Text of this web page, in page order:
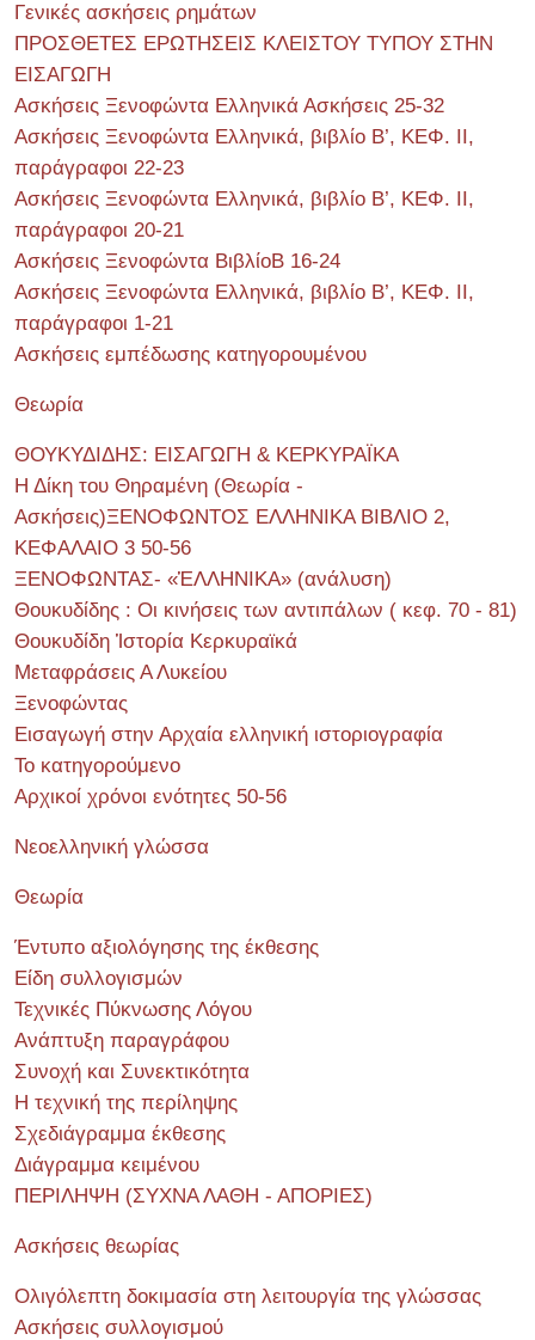
Γενικές ασκήσεις ρημάτων
ΠΡΟΣΘΕΤΕΣ ΕΡΩΤΗΣΕΙΣ ΚΛΕΙΣΤΟΥ ΤΥΠΟΥ ΣΤΗΝ
ΕΙΣΑΓΩΓΗ
Ασκήσεις Ξενοφώντα Ελληνικά Ασκήσεις 25-32
Ασκήσεις Ξενοφώντα Ελληνικά, βιβλίο Β’, ΚΕΦ. II,
παράγραφοι 22-23
Ασκήσεις Ξενοφώντα Ελληνικά, βιβλίο Β’, ΚΕΦ. II,
παράγραφοι 20-21
Ασκήσεις Ξενοφώντα ΒιβλίοΒ 16-24
Ασκήσεις Ξενοφώντα Ελληνικά, βιβλίο Β’, ΚΕΦ. II,
παράγραφοι 1-21
Ασκήσεις εμπέδωσης κατηγορουμένου
Θεωρία
ΘΟΥΚΥΔΙΔΗΣ: ΕΙΣΑΓΩΓΗ & ΚΕΡΚΥΡΑΪΚΑ
Η Δίκη του Θηραμένη (Θεωρία -
Ασκήσεις)ΞΕΝΟΦΩΝΤΟΣ ΕΛΛΗΝΙΚΑ ΒΙΒΛΙΟ 2,
ΚΕΦΑΛΑΙΟ 3 50-56
ΞΕΝΟΦΩΝΤΑΣ- «ἙΛΛΗΝΙΚΑ» (ανάλυση)
Θουκυδίδης : Οι κινήσεις των αντιπάλων ( κεφ. 70 - 81)
Θουκυδίδη Ἱστορία Κερκυραϊκά
Μεταφράσεις Α Λυκείου
Ξενοφώντας
Εισαγωγή στην Αρχαία ελληνική ιστοριογραφία
Το κατηγορούμενο
Αρχικοί χρόνοι ενότητες 50-56
Νεοελληνική γλώσσα
Θεωρία
Έντυπο αξιολόγησης της έκθεσης
Είδη συλλογισμών
Τεχνικές Πύκνωσης Λόγου
Ανάπτυξη παραγράφου
Συνοχή και Συνεκτικότητα
Η τεχνική της περίληψης
Σχεδιάγραμμα έκθεσης
Διάγραμμα κειμένου
ΠΕΡΙΛΗΨΗ (ΣΥΧΝΑ ΛΑΘΗ - ΑΠΟΡΙΕΣ)
Ασκήσεις θεωρίας
Ολιγόλεπτη δοκιμασία στη λειτουργία της γλώσσας
Ασκήσεις συλλογισμού